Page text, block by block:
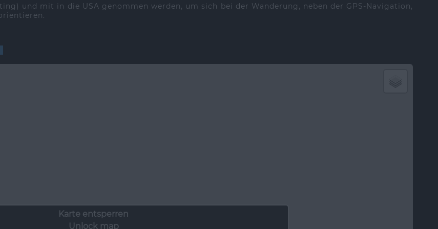
und mit in die USA genommen werden, um sich bei der Wanderung, neben der GPS-Navigation,
Karte entsperren
Unlock map